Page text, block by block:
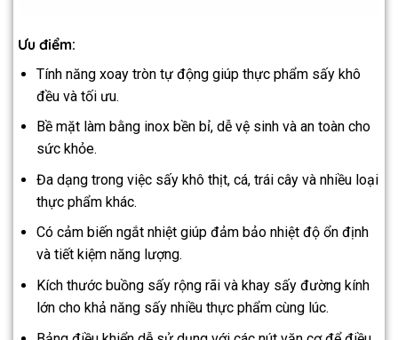
Ưu điểm:
Tính năng xoay tròn tự động giúp thực phẩm sấy khô
đều và tối ưu.
Bề mặt làm bằng inox bền bỉ, dễ vệ sinh và an toàn cho
sức khỏe.
Đa dạng trong việc sấy khô thịt, cá, trái cây và nhiều loại
thực phẩm khác.
Có cảm biến ngắt nhiệt giúp đảm bảo nhiệt độ ổn định
và tiết kiệm năng lượng.
Kích thước buồng sấy rộng rãi và khay sấy đường kính
lớn cho khả năng sấy nhiều thực phẩm cùng lúc.